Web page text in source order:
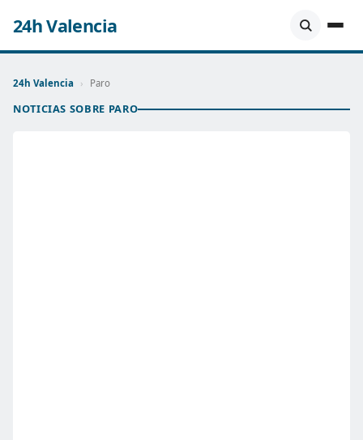
24h Valencia
24h Valencia › Paro
NOTICIAS SOBRE PARO